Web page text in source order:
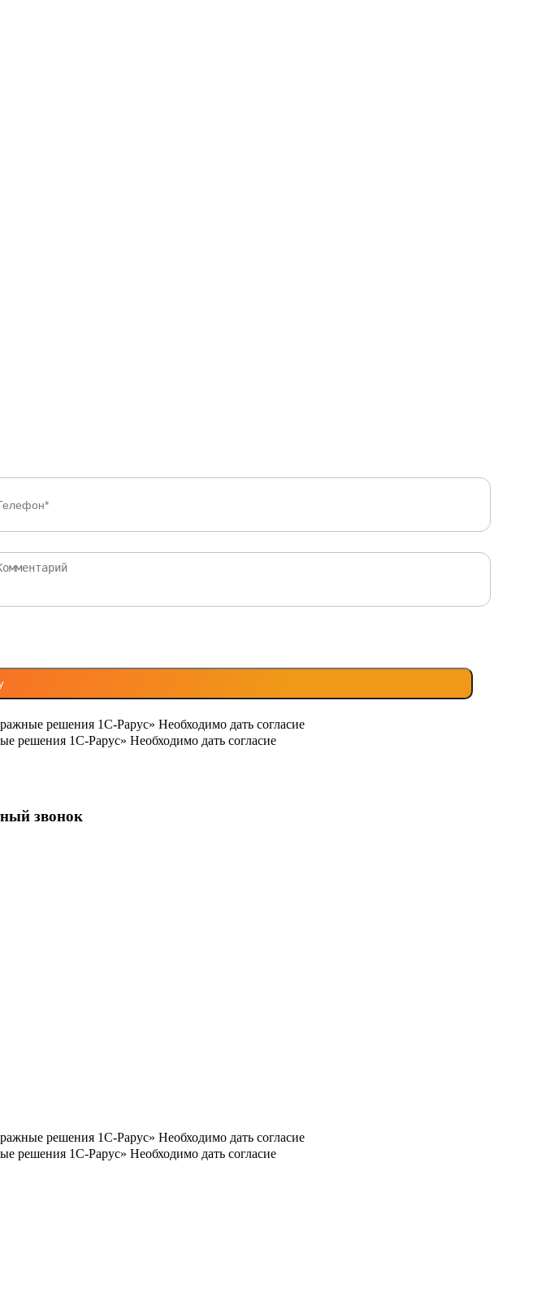
решения 1С-Рарус» Необходимо дать согласие
решения 1С-Рарус» Необходимо дать согласие
звонок
решения 1С-Рарус» Необходимо дать согласие
решения 1С-Рарус» Необходимо дать согласие